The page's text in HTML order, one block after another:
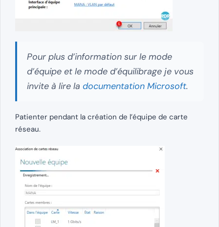
Pour plus d’information sur le mode
d’équipe et le mode d’équilibrage je vous
invite à lire la documentation Microsoft.
Patienter pendant la création de l’équipe de carte
réseau.